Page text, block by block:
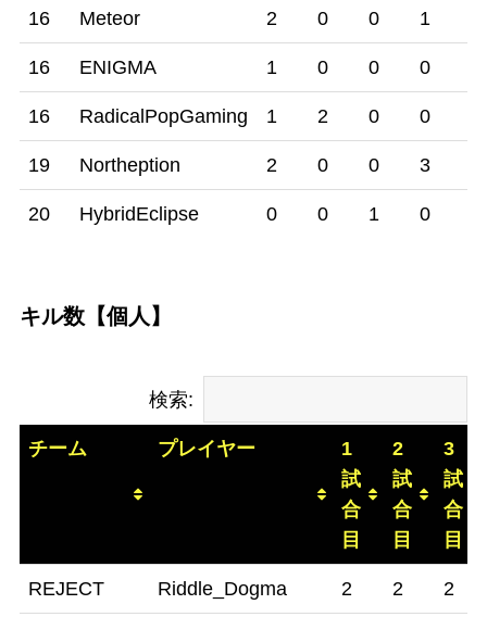
16 Meteor 2 0 0 1
16 ENIGMA 1 0 0 0
16 RadicalPopGaming 1 2 0 0
19 Northeption 2 0 0 3
20 HybridEclipse 0 0 1 0
キル数【個人】
検索:
チーム プレイヤー
1
試
合
目
2
試
合
目
3
試
合
目
チーム
プレイヤー
1
試
2
試
3
試
REJECT Riddle_Dogma 2 2 2